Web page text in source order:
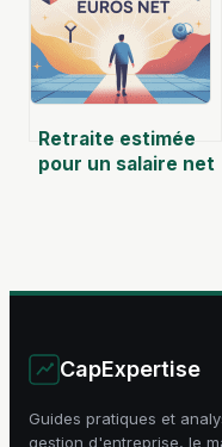
Retraite estimée
pour un salaire net
CapExpertise
Guides pratiques et
gestion d'entreprise, le